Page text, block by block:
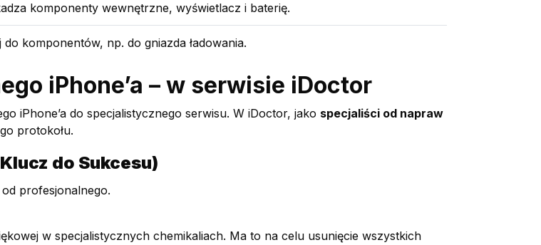
komponenty wewnętrzne, wyświetlacz i baterię.
do komponentów, np. do gniazda ładowania.
iPhone’a – w serwisie iDoctor
iPhone’a do specjalistycznego serwisu. W iDoctor, jako specjaliści od napraw
protokołu.
do Sukcesu)
profesjonalnego.
w specjalistycznych chemikaliach. Ma to na celu usunięcie wszystkich